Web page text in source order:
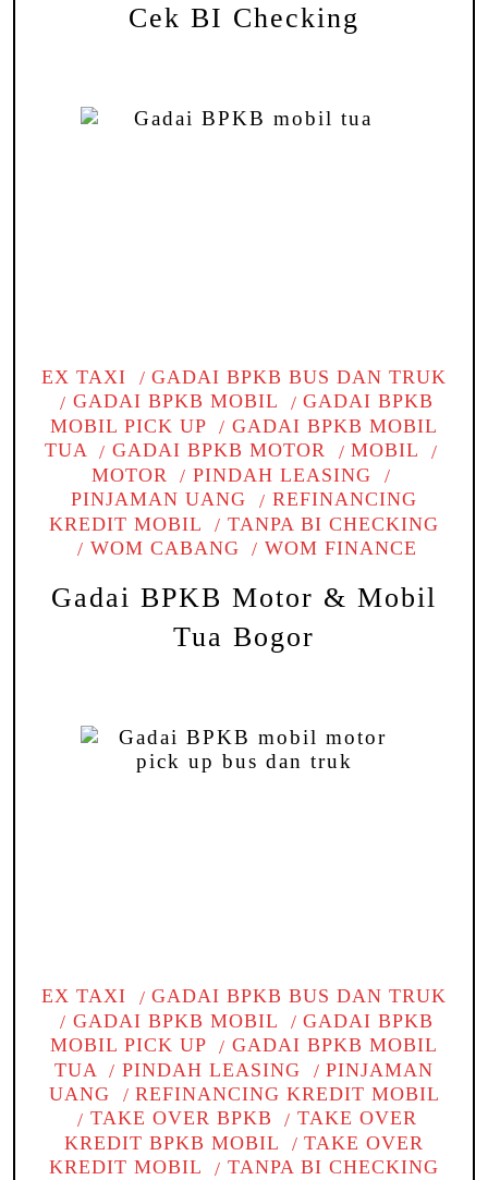
Cek BI Checking
EX TAXI
GADAI BPKB BUS DAN TRUK
GADAI BPKB MOBIL
GADAI BPKB
MOBIL PICK UP
GADAI BPKB MOBIL
TUA
GADAI BPKB MOTOR
MOBIL
MOTOR
PINDAH LEASING
PINJAMAN UANG
REFINANCING
KREDIT MOBIL
TANPA BI CHECKING
WOM CABANG
WOM FINANCE
Gadai BPKB Motor & Mobil
Tua Bogor
EX TAXI
GADAI BPKB BUS DAN TRUK
GADAI BPKB MOBIL
GADAI BPKB
MOBIL PICK UP
GADAI BPKB MOBIL
TUA
PINDAH LEASING
PINJAMAN
UANG
REFINANCING KREDIT MOBIL
TAKE OVER BPKB
TAKE OVER
KREDIT BPKB MOBIL
TAKE OVER
KREDIT MOBIL
TANPA BI CHECKING